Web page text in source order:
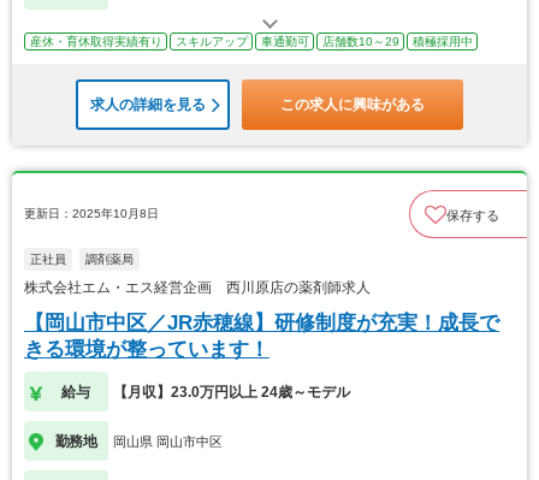
産休・育休取得実績有り スキルアップ 車通勤可 店舗数10～29 積極採用中
求人の詳細を見る この求人に興味がある
更新日：2025年10月8日 保存する
正社員 調剤薬局
株式会社エム・エス経営企画 西川原店の薬剤師求人
【岡山市中区／JR赤穂線】研修制度が充実！成長で
きる環境が整っています！
給与 【月収】23.0万円以上 24歳～モデル
勤務地 岡山県 岡山市中区